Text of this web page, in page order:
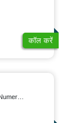
कॉल करें